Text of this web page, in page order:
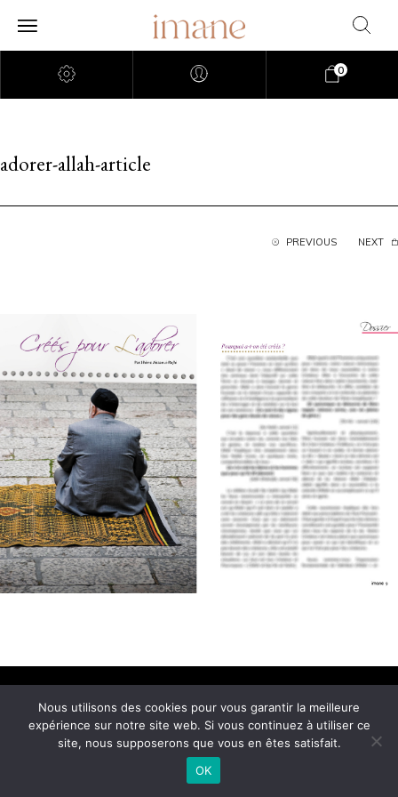
0
adorer-allah-article
PREVIOUS NEXT
© 2021 Imane Magazine All rights reserved.
Nous utilisons des cookies pour vous garantir la meilleure
expérience sur notre site web. Si vous continuez à utiliser ce
site, nous supposerons que vous en êtes satisfait.
OK